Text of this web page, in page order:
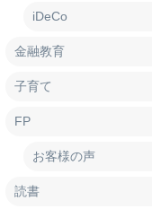
iDeCo
金融教育
子育て
FP
お客様の声
読書